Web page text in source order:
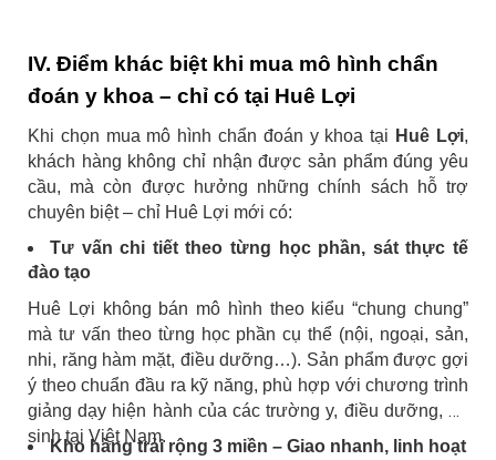
IV. Điểm khác biệt khi mua mô hình chẩn
đoán y khoa – chỉ có tại Huê Lợi
Khi chọn mua mô hình chẩn đoán y khoa tại Huê Lợi,
khách hàng không chỉ nhận được sản phẩm đúng yêu
cầu, mà còn được hưởng những chính sách hỗ trợ
chuyên biệt – chỉ Huê Lợi mới có:
Tư vấn chi tiết theo từng học phần, sát thực tế
đào tạo
Huê Lợi không bán mô hình theo kiểu “chung chung”
mà tư vấn theo từng học phần cụ thể (nội, ngoại, sản,
nhi, răng hàm mặt, điều dưỡng…). Sản phẩm được gợi
ý theo chuẩn đầu ra kỹ năng, phù hợp với chương trình
giảng dạy hiện hành của các trường y, điều dưỡng, hộ
sinh tại Việt Nam.
Kho hàng trải rộng 3 miền – Giao nhanh, linh hoạt